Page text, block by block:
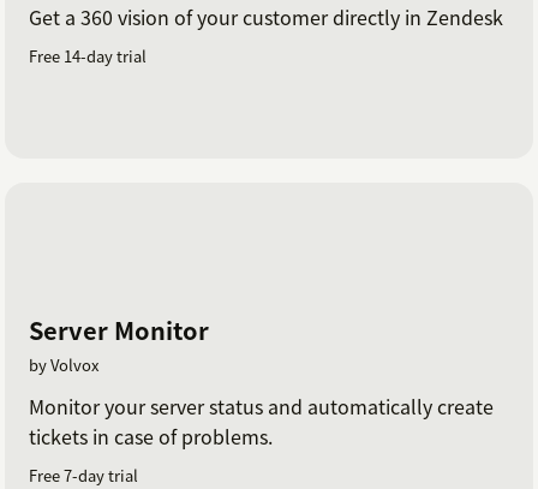
Get a 360 vision of your customer directly in Zendesk
Free 14-day trial
Server Monitor
by Volvox
Monitor your server status and automatically create
tickets in case of problems.
Free 7-day trial